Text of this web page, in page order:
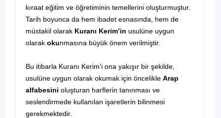
kıraat eğitim ve öğretiminin temellerini oluşturmuştur.
Tarih boyunca da hem ibadet esnasında, hem de
müstakil olarak Kuranı Kerim’in usulüne uygun
olarak okunmasına büyük önem verilmiştir.
Bu itibarla Kuranı Kerim’i ona yakışır bir şekilde,
usulüne uygun olarak okumak için öncelikle Arap
alfabesini oluşturan harflerin tanınması ve
seslendirmede kullanılan işaretlerin bilinmesi
gerekmektedir.